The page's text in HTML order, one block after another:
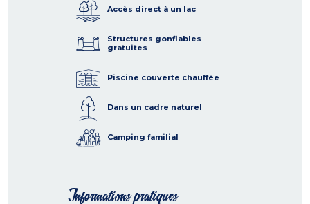
Accès direct à un lac
Structures gonflables
gratuites
Piscine couverte chauffée
Dans un cadre naturel
Camping familial
Informations pratiques